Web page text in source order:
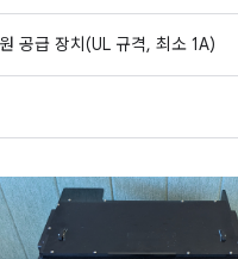
공급 장치(UL 규격, 최소 1A)